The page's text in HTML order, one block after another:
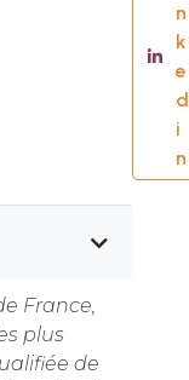
n
k
e
d
i
n
France,
plus
de